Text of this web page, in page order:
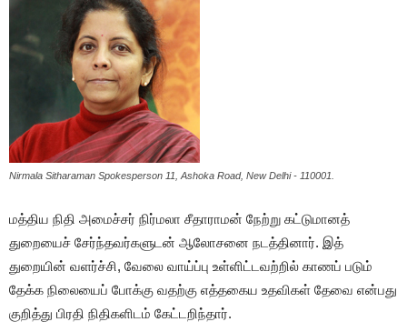
Nirmala Sitharaman Spokesperson 11, Ashoka Road, New Delhi - 110001.
மத்திய நிதி அமைச்சர் நிர்மலா சீதாராமன் நேற்று கட்டுமானத்
துறையைச் சேர்ந்தவர்களுடன் ஆலோசனை நடத்தினார். இத்
துறையின் வளர்ச்சி, வேலை வாய்ப்பு உள்ளிட்டவற்றில் காணப் படும்
தேக்க நிலையைப் போக்கு வதற்கு எத்தகைய உதவிகள் தேவை என்பது
குறித்து பிரதி நிதிகளிடம் கேட்டறிந்தார்.